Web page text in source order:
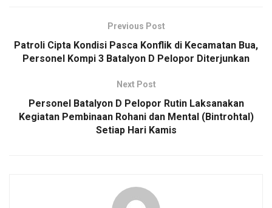
Previous Post
Patroli Cipta Kondisi Pasca Konflik di Kecamatan Bua,
Personel Kompi 3 Batalyon D Pelopor Diterjunkan
Next Post
Personel Batalyon D Pelopor Rutin Laksanakan
Kegiatan Pembinaan Rohani dan Mental (Bintrohtal)
Setiap Hari Kamis